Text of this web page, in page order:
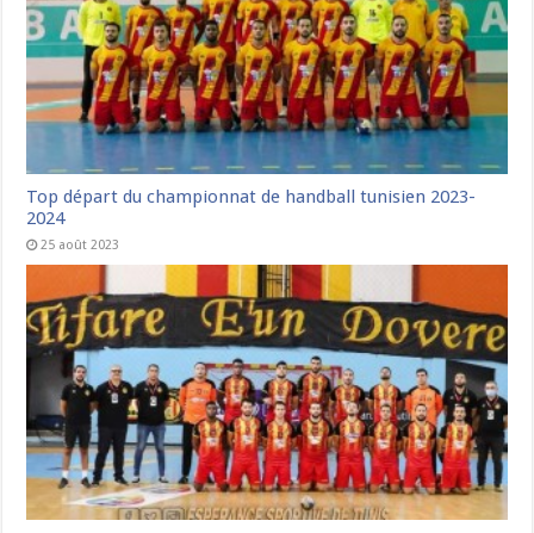
Top départ du championnat de handball tunisien 2023-
2024
25 août 2023